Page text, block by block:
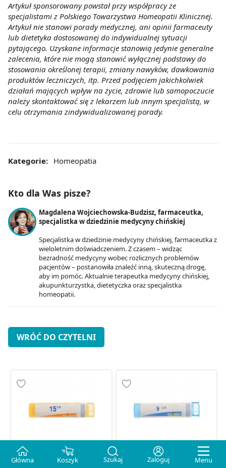
Główna Koszyk Szukaj Zaloguj Menu
Artykuł sponsorowany powstał przy współpracy ze
specjalistami z Polskiego Towarzystwa Homeopatii Klinicznej.
Artykuł nie stanowi porady medycznej, ani opinii farmaceuty
lub dietetyka dostosowanej do indywidualnej sytuacji
pytającego. Uzyskane informacje stanowią jedynie generalne
zalecenia, które nie mogą stanowić wyłącznej podstawy do
stosowania określonej terapii, zmiany nawyków, dawkowania
produktów leczniczych, itp. Przed podjęciem jakichkolwiek
działań mających wpływ na życie, zdrowie lub samopoczucie
należy skontaktować się z lekarzem lub innym specjalistą, w
celu otrzymania zindywidualizowanej porady.
Kategorie: Homeopatia
Kto dla Was pisze?
Magdalena Wojciechowska-Budzisz, farmaceutka,
specjalistka w dziedzinie medycyny chińskiej
Specjalistka w dziedzinie medycyny chińskiej, farmaceutka z
wieloletnim doświadczeniem. Z czasem – widząc
bezradność medycyny wobec rozlicznych problemów
pacjentów – postanowiła znaleźć inną, skuteczną drogę,
aby im pomóc. Aktualnie terapeutka medycyny chińskiej,
akupunkturzystka, dietetyczka oraz specjalistka
homeopatii.
WRÓĆ DO CZYTELNI
BOIRON Cocculus Indicus
BOIRON Cocculus Indicus